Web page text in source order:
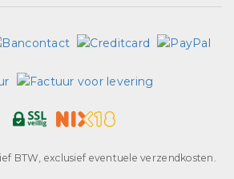
BTW, exclusief eventuele verzendkosten.